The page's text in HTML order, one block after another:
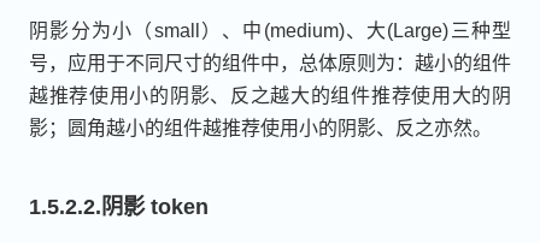
阴影分为小（small）、中(medium)、大(Large)三种型
号，应用于不同尺寸的组件中，总体原则为：越小的组件
越推荐使用小的阴影、反之越大的组件推荐使用大的阴
影；圆角越小的组件越推荐使用小的阴影、反之亦然。
1.5.2.2.阴影 token